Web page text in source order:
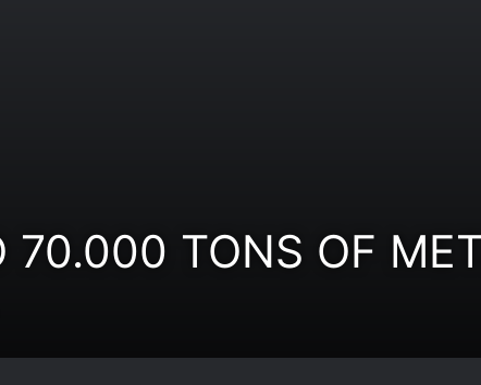
70.000 TONS OF